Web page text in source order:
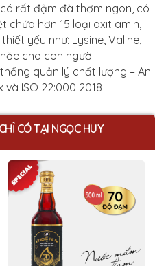
rất đậm đà thơm ngon, có
hơn 15 loại axit amin,
yếu như: Lysine, Valine,
cho con người.
quản lý chất lượng – An
ISO 22:000 2018
CÓ TẠI NGỌC HUY